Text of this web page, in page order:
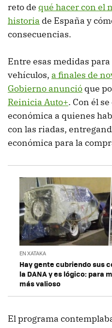
reto de qué hacer con el
historia de España y
consecuencias.
Entre esas medidas
vehículos, a finales de
Gobierno anunció que
Reinicia Auto+. Con él
económica a quienes
con las riadas,
económica para la
EN XATAKA
Hay gente cubriendo sus
la DANA y es lógico: para
más valioso
El programa